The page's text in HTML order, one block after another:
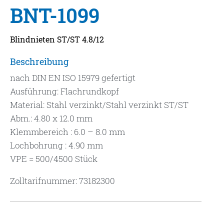
BNT-1099
Blindnieten ST/ST 4.8/12
Beschreibung
nach DIN EN ISO 15979 gefertigt
Ausführung: Flachrundkopf
Material: Stahl verzinkt/Stahl verzinkt ST/ST
Abm.: 4.80 x 12.0 mm
Klemmbereich : 6.0 – 8.0 mm
Lochbohrung : 4.90 mm
VPE = 500/4500 Stück
Zolltarifnummer: 73182300